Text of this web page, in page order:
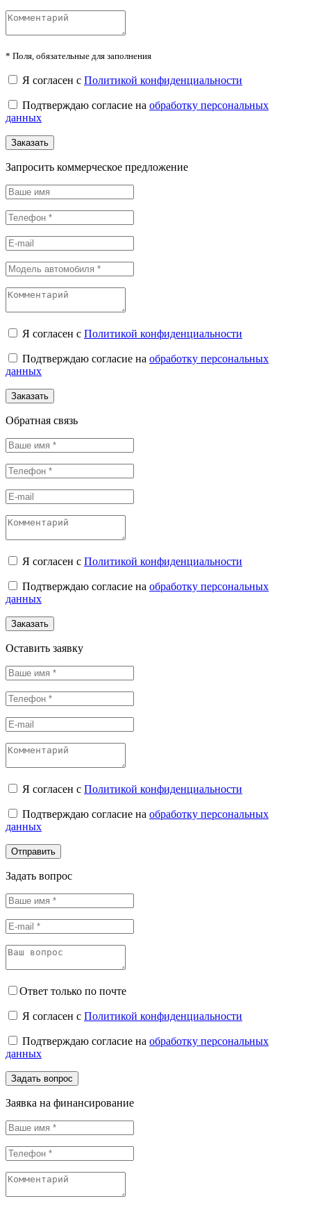
* Поля, обязательные для заполнения
Я согласен с Политикой конфиденциальности
Подтверждаю согласие на обработку персональных
данных
Заказать
Запросить коммерческое предложение
Я согласен с Политикой конфиденциальности
Подтверждаю согласие на обработку персональных
данных
Заказать
Обратная связь
Я согласен с Политикой конфиденциальности
Подтверждаю согласие на обработку персональных
данных
Заказать
Оставить заявку
Я согласен с Политикой конфиденциальности
Подтверждаю согласие на обработку персональных
данных
Отправить
Задать вопрос
Ответ только по почте
Я согласен с Политикой конфиденциальности
Подтверждаю согласие на обработку персональных
данных
Задать вопрос
Заявка на финансирование